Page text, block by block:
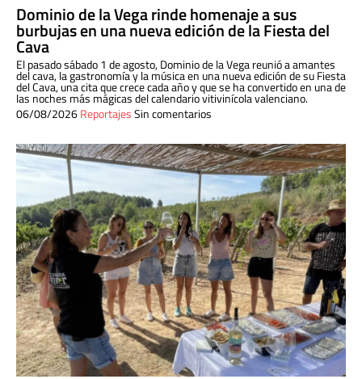
Dominio de la Vega rinde homenaje a sus
burbujas en una nueva edición de la Fiesta del
Cava
El pasado sábado 1 de agosto, Dominio de la Vega reunió a amantes
del cava, la gastronomía y la música en una nueva edición de su Fiesta
del Cava, una cita que crece cada año y que se ha convertido en una de
las noches más mágicas del calendario vitivinícola valenciano.
06/08/2026ReportajesSin comentarios